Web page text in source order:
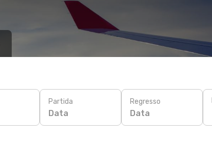
Partida
Data
Regresso
Data